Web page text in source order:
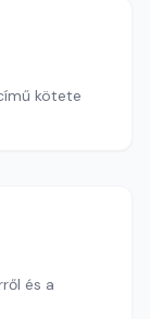
kötete
és a